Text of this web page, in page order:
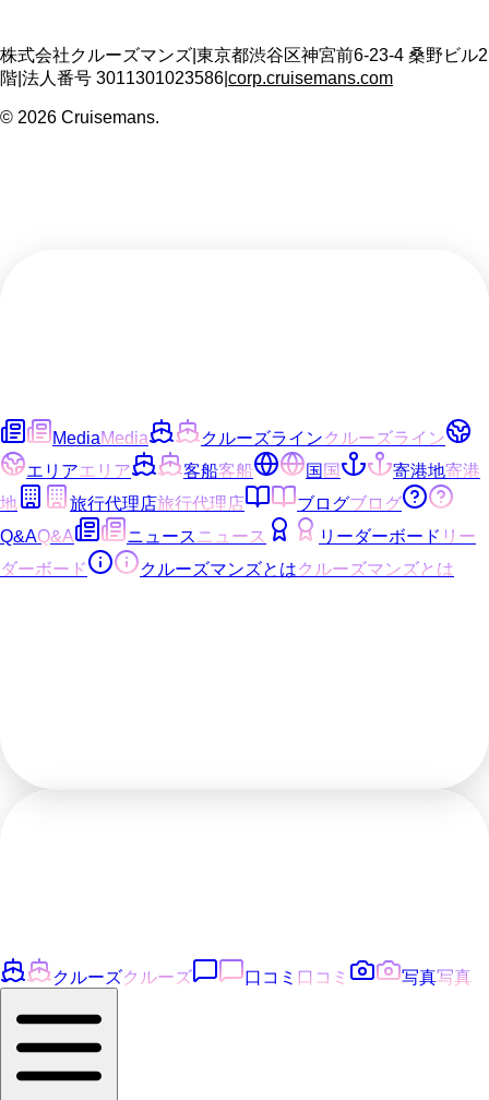
株式会社クルーズマンズ 東京都渋谷区神宮前6-23-4 桑野ビル2
階 法人番号 3011301023586 corp.cruisemans.com
© 2026 Cruisemans.
MediaMedia クルーズラインクルーズライン
エリアエリア 客船客船 国国 寄港地寄港
地
旅行代理店旅行代理店 ブログブログ
Q&AQ&A ニュース ニュース リーダーボード リー
ダーボード
クルーズマンズとはクルーズマンズとは
クルーズクルーズ 口コミ 口コミ 写真写真